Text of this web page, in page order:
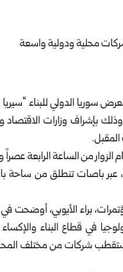
الدولي للبناء
بإشراف وزارات الاقتصاد
من الساعة الرابعة
باصات تنطلق من ساحة باب
براء الأيوبي، أوضحت
في قطاع البناء والإكساء
شركات من مختلف